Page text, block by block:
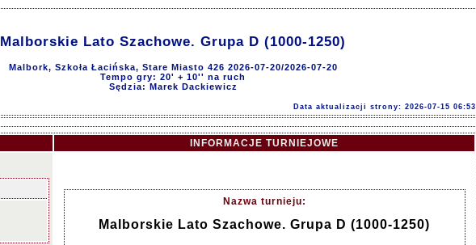
Malborskie Lato Szachowe. Grupa D (1000-1250)
Malbork, Szkoła Łacińska, Stare Miasto 426 2026-07-20/2026-07-20
Tempo gry: 20' + 10'' na ruch
Sędzia: Marek Dackiewicz
Data aktualizacji strony: 2026-07-15 06:53
INFORMACJE TURNIEJOWE
Nazwa turnieju:
Malborskie Lato Szachowe. Grupa D (1000-1250)